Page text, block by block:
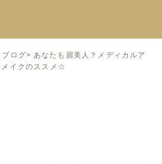
ブログ
あなたも眉美人？メディカルア
メイクのススメ☆